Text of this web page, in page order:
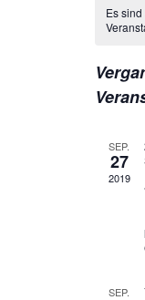
von
Es
SEP.
27
2019
SEP.